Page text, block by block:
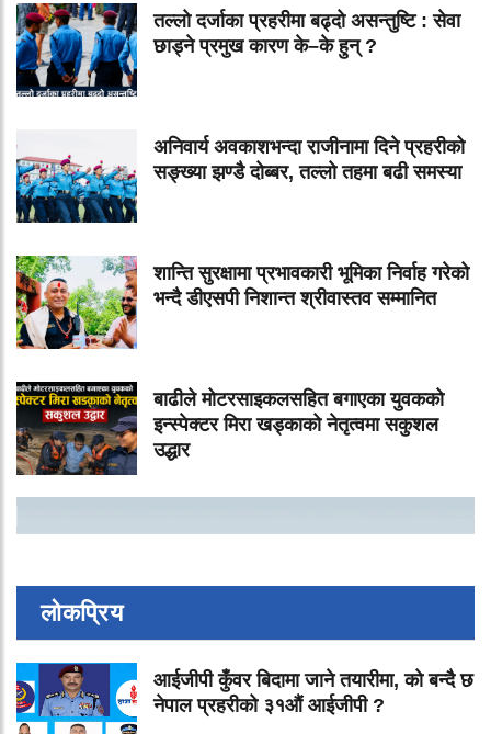
तल्लो दर्जाका प्रहरीमा बढ्दो असन्तुष्टि : सेवा
छाड्ने प्रमुख कारण के–के हुन् ?
अनिवार्य अवकाशभन्दा राजीनामा दिने प्रहरीको
सङ्ख्या झण्डै दोब्बर, तल्लो तहमा बढी समस्या
शान्ति सुरक्षामा प्रभावकारी भूमिका निर्वाह गरेको
भन्दै डीएसपी निशान्त श्रीवास्तव सम्मानित
बाढीले मोटरसाइकलसहित बगाएका युवकको
इन्स्पेक्टर मिरा खड्काको नेतृत्वमा सकुशल
उद्धार
लोकप्रिय
आईजीपी कुँवर बिदामा जाने तयारीमा, को बन्दै छ
नेपाल प्रहरीको ३१औं आईजीपी ?